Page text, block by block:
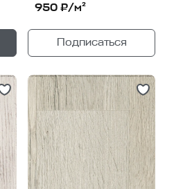
950 ₽/м²
Подписаться